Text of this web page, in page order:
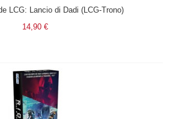
LCG: Lancio di Dadi (LCG-Trono)
14,90 €